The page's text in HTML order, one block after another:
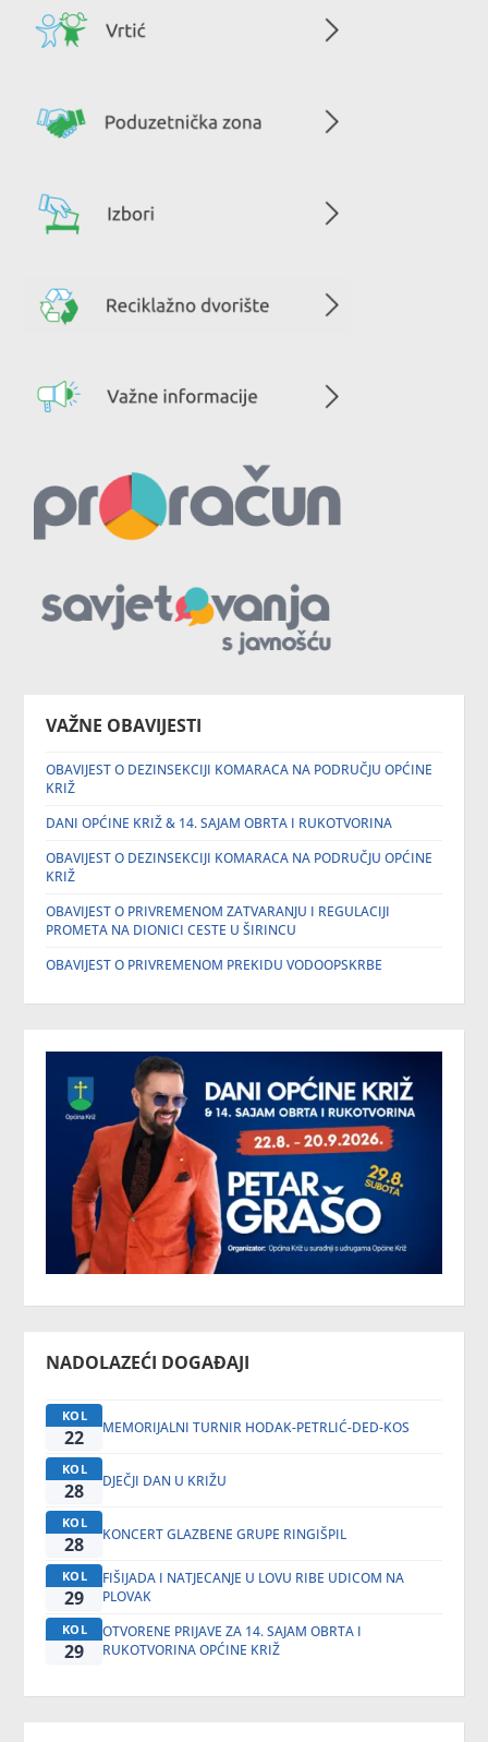
VAŽNE OBAVIJESTI
OBAVIJEST O DEZINSEKCIJI KOMARACA NA PODRUČJU OPĆINE
KRIŽ
DANI OPĆINE KRIŽ & 14. SAJAM OBRTA I RUKOTVORINA
OBAVIJEST O DEZINSEKCIJI KOMARACA NA PODRUČJU OPĆINE
KRIŽ
OBAVIJEST O PRIVREMENOM ZATVARANJU I REGULACIJI
PROMETA NA DIONICI CESTE U ŠIRINCU
OBAVIJEST O PRIVREMENOM PREKIDU VODOOPSKRBE
NADOLAZEĆI DOGAĐAJI
KOL
22 MEMORIJALNI TURNIR HODAK-PETRLIĆ-DED-KOS
KOL
28 DJEČJI DAN U KRIŽU
KOL
28 KONCERT GLAZBENE GRUPE RINGIŠPIL
KOL
29
FIŠIJADA I NATJECANJE U LOVU RIBE UDICOM NA
PLOVAK
KOL
29
OTVORENE PRIJAVE ZA 14. SAJAM OBRTA I
RUKOTVORINA OPĆINE KRIŽ